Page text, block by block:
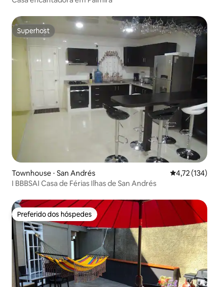
Superhost
Superhost
Townhouse ⋅ San Andrés 4,72 de uma
4,72 (134)
I BBBSAI Casa de Férias Ilhas de San Andrés
Preferido dos hóspedes
Preferido dos hóspedes